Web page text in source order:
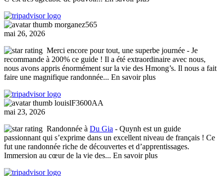
morganez565
mai 26, 2026
Merci encore pour tout, une superbe journée - Je
recommande à 200% ce guide ! Il a été extraordinaire avec nous,
nous avons appris énormément sur la vie des Hmong’s. Il nous a fait
faire une magnifique randonnée... En savoir plus
louislF3600AA
mai 23, 2026
Randonnée à Du Gia - Quynh est un guide
passionnant qui s’exprime dans un excellent niveau de français ! Ce
fut une randonnée riche de découvertes et d’apprentissages.
Immersion au cœur de la vie des... En savoir plus